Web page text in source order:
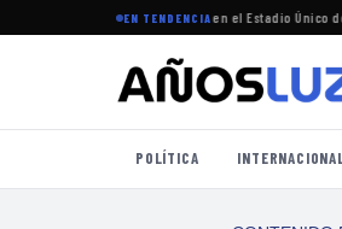
EN TENDENCIA
Clausura 2026 se jugará en el Estadio Único de La
POLÍTICA